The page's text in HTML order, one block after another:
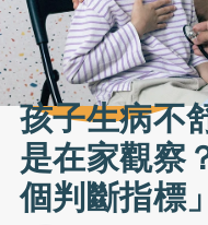
孩子生病不
是在家觀察
個判斷指標」